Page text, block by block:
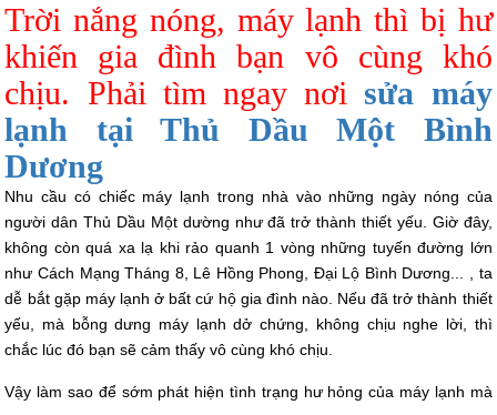
Trời nắng nóng, máy lạnh thì bị hư
khiến gia đình bạn vô cùng khó
chịu. Phải tìm ngay nơi sửa máy
lạnh tại Thủ Dầu Một Bình
Dương
Nhu cầu có chiếc máy lạnh trong nhà vào những ngày nóng của
người dân Thủ Dầu Một dường như đã trở thành thiết yếu. Giờ đây,
không còn quá xa lạ khi rảo quanh 1 vòng những tuyến đường lớn
như Cách Mạng Tháng 8, Lê Hồng Phong, Đại Lộ Bình Dương... , ta
dễ bắt gặp máy lạnh ở bất cứ hộ gia đình nào. Nếu đã trở thành thiết
yếu, mà bỗng dưng máy lạnh dở chứng, không chịu nghe lời, thì
chắc lúc đó bạn sẽ cảm thấy vô cùng khó chịu.
Vậy làm sao để sớm phát hiện tình trạng hư hỏng của máy lạnh mà